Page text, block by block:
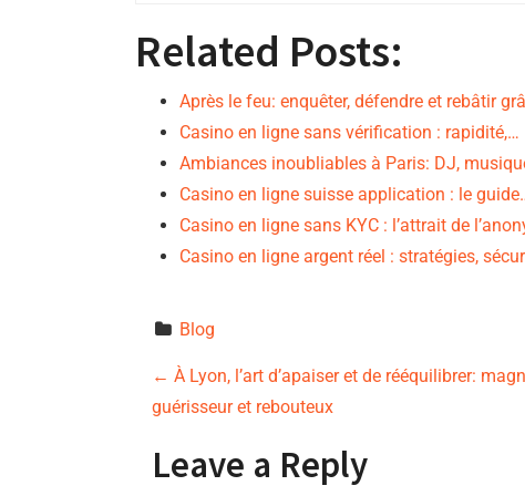
Related Posts:
Après le feu: enquêter, défendre et rebâtir
Casino en ligne sans vérification : rapidité,…
Ambiances inoubliables à Paris: DJ,
Casino en ligne suisse application : le
Casino en ligne sans KYC : l’attrait de
Casino en ligne argent réel : stratégies,
Blog
P
o
s
← À Lyon, l’art d’apaiser et de rééquilibrer:
guérisseur et rebouteux
Leave a Reply